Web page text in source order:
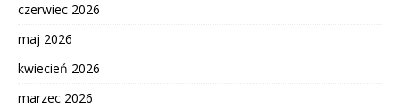
czerwiec 2026
maj 2026
kwiecień 2026
marzec 2026